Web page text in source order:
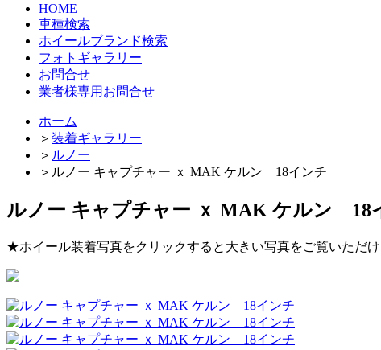
HOME
車種検索
ホイールブランド検索
フォトギャラリー
お問合せ
業者様専用お問合せ
ホーム
＞ 装着ギャラリー
＞ ルノー
＞ ルノー キャプチャー ｘ MAK ケルン 18インチ
ルノー キャプチャー ｘ MAK ケルン 18
★ホイール装着写真をクリックすると大きい写真をご覧いただけ